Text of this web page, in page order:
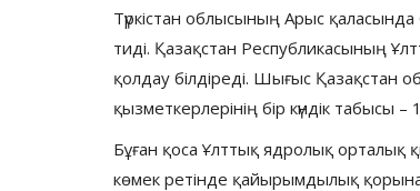
Түркістан облысының Арыс
тиді. Қазақстан Республикасының
қолдау білдіреді. Шығыс
қызметкерлерінің бір күндік табысы
Бұған қоса Ұлттық ядролық
көмек ретінде қайырымдылық